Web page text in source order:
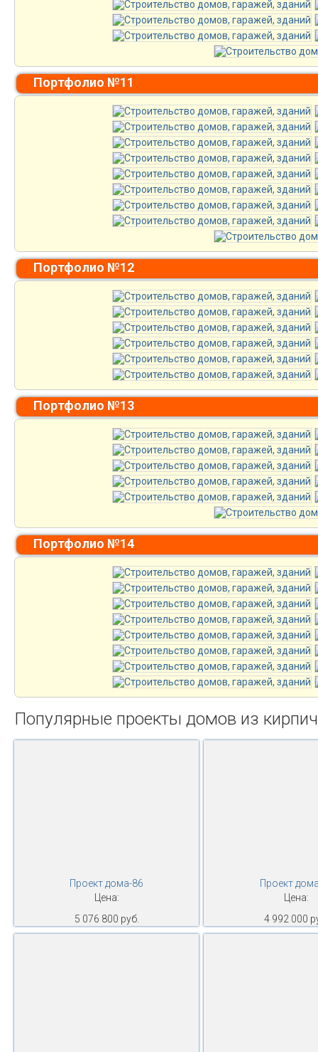
Портфолио №11
Портфолио №12
Портфолио №13
Портфолио №14
Популярные проекты домов из
Проект дома-86
Цена:
5 076 800 руб.
Проект
Цена:
4 992 000